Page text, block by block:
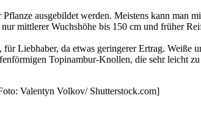
ausgebildet werden. Meistens kann man
mittlerer Wuchshöhe bis 150 cm und früher
Liebhaber, da etwas geringerer Ertrag.
Topinambur-Knollen, die sehr leicht
Valentyn Volkov/ Shutterstock.com]